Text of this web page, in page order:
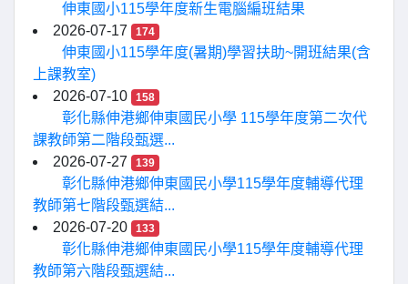
伸東國小115學年度新生電腦編班結果
2026-07-17
174
伸東國小115學年度(暑期)學習扶助~開班結果(含
上課教室)
2026-07-10
158
彰化縣伸港鄉伸東國民小學 115學年度第二次代
課教師第二階段甄選...
2026-07-27
139
彰化縣伸港鄉伸東國民小學115學年度輔導代理
教師第七階段甄選結...
2026-07-20
133
彰化縣伸港鄉伸東國民小學115學年度輔導代理
教師第六階段甄選結...